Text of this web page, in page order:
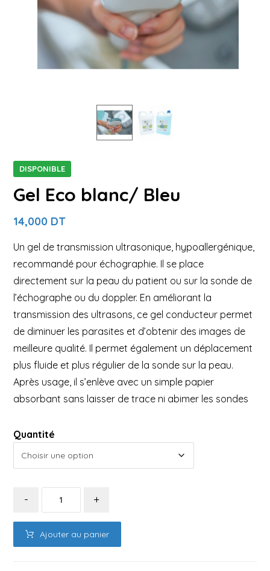
DISPONIBLE
Gel Eco blanc/ Bleu
14,000 DT
Un gel de transmission ultrasonique, hypoallergénique,
recommandé pour échographie. Il se place
directement sur la peau du patient ou sur la sonde de
l’échographe ou du doppler. En améliorant la
transmission des ultrasons, ce gel conducteur permet
de diminuer les parasites et d’obtenir des images de
meilleure qualité. Il permet également un déplacement
plus fluide et plus régulier de la sonde sur la peau.
Après usage, il s’enlève avec un simple papier
absorbant sans laisser de trace ni abimer les sondes
Quantité
- +
Ajouter au panier